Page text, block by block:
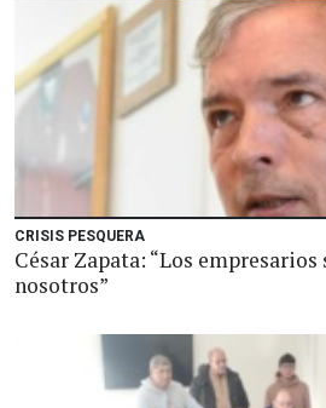
CRISIS PESQUERA
César Zapata: “Los empresarios
nosotros”